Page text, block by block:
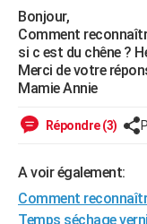
HIGH-TECH
Mobiles
Meilleur smartphone
Internet
Ordinateurs
Jeux vidéo
Guide high-tech
+BRICOLAGE
Forum
Aménagement intérieur
Extérieur
Cuisine
Salle de bains
Jardinage
Rangement
WEEK-END
Guides de France
Escapades
Patrimoine
Expositions
Musées
Week-end nature
LIFESTYLE
Alimentation
Guide de la santé
Maladies
Médicaments
Sommeil
VOYAGE
Bonjour,
Comment
si c est du chêne ?
Merci de votre
Mamie Annie
Répondre (3)
A voir également:
Comment
Temps séchage